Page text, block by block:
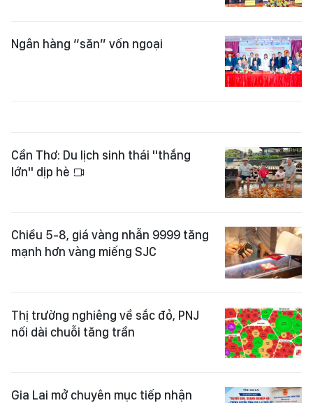
Ngân hàng “săn” vốn ngoại
Cần Thơ: Du lịch sinh thái "thắng
lớn" dịp hè
Chiều 5-8, giá vàng nhẫn 9999 tăng
mạnh hơn vàng miếng SJC
Thị trường nghiêng về sắc đỏ, PNJ
nối dài chuỗi tăng trần
Gia Lai mở chuyên mục tiếp nhận